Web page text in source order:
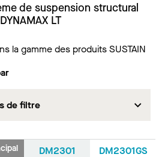
de suspension structural
DYNAMAX LT
la gamme des produits SUSTAIN
de filtre
DM2301 DM2301GS